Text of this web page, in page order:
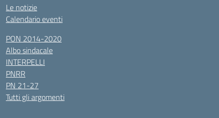
Le notizie
Calendario eventi
PON 2014-2020
Albo sindacale
INTERPELLI
PNRR
PN 21-27
Tutti gli argomenti